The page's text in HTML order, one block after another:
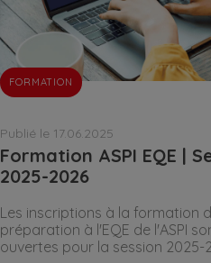
FORMATION
Publié le 17.06.2025
Formation ASPI EQE |
2025-2026
Les inscriptions à la formation
préparation à l'EQE de l'ASPI
ouvertes pour la session 2025-